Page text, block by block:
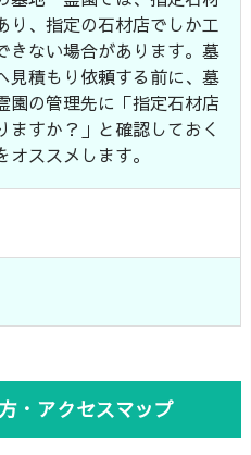
り、指定の石材店でしか工
きない場合があります。墓
見積もり依頼する前に、墓
園の管理先に「指定石材店
ますか？」と確認しておく
オススメします。
・アクセスマップ